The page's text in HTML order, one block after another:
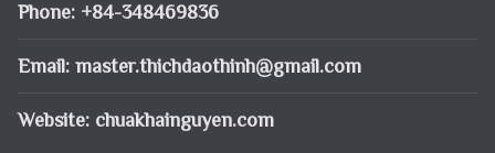
Phone: +84-348469836
Email: master.thichdaothinh@gmail.com
Website: chuakhainguyen.com